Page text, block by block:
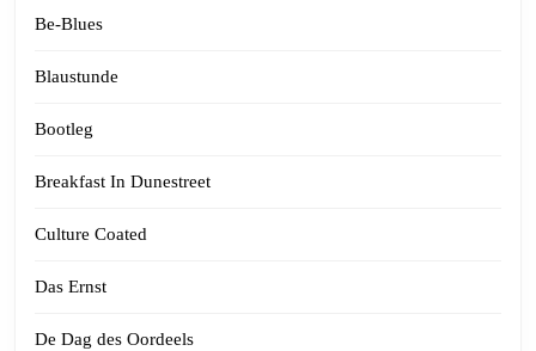
Be-Blues
Blaustunde
Bootleg
Breakfast In Dunestreet
Culture Coated
Das Ernst
De Dag des Oordeels